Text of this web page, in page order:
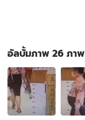
อัลบั้มภาพ 26 ภาพ
อัลบั้ม
ภาพ
26
ภาพ
ของ